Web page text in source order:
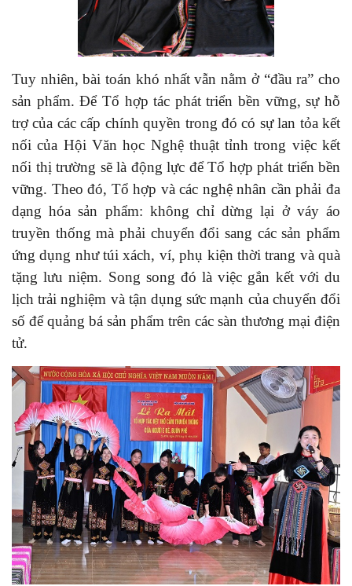
Tuy nhiên, bài toán khó nhất vẫn nằm ở “đầu ra” cho
sản phẩm. Để Tổ hợp tác phát triển bền vững, sự hỗ
trợ của các cấp chính quyền trong đó có sự lan tỏa kết
nối của Hội Văn học Nghệ thuật tỉnh trong việc kết
nối thị trường sẽ là động lực để Tổ hợp phát triển bền
vững. Theo đó, Tổ hợp và các nghệ nhân cần phải đa
dạng hóa sản phẩm: không chỉ dừng lại ở váy áo
truyền thống mà phải chuyển đổi sang các sản phẩm
ứng dụng như túi xách, ví, phụ kiện thời trang và quà
tặng lưu niệm. Song song đó là việc gắn kết với du
lịch trải nghiệm và tận dụng sức mạnh của chuyển đổi
số để quảng bá sản phẩm trên các sàn thương mại điện
tử.